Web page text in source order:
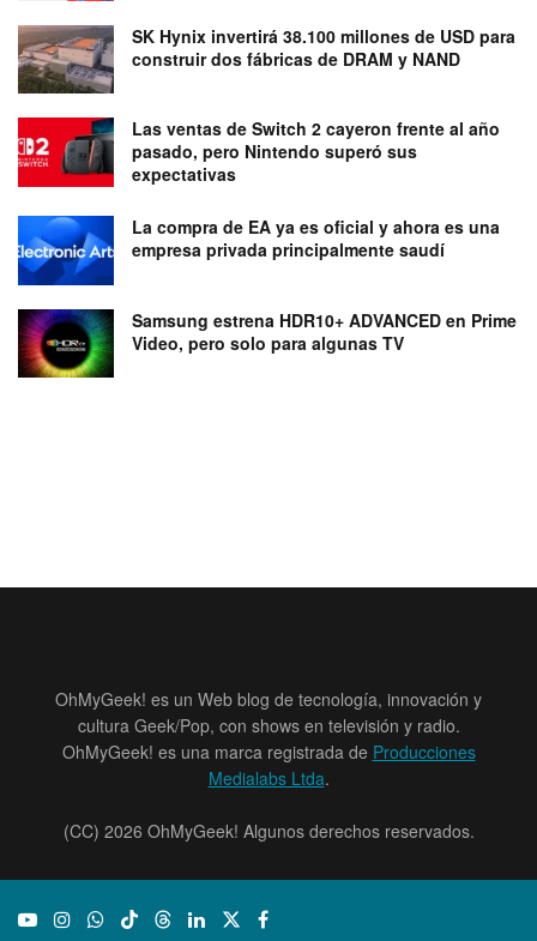
SK Hynix invertirá 38.100 millones de USD para
construir dos fábricas de DRAM y NAND
Las ventas de Switch 2 cayeron frente al año
pasado, pero Nintendo superó sus
expectativas
La compra de EA ya es oficial y ahora es una
empresa privada principalmente saudí
Samsung estrena HDR10+ ADVANCED en Prime
Video, pero solo para algunas TV
OhMyGeek! es un Web blog de tecnología, innovación y
cultura Geek/Pop, con shows en televisión y radio.
OhMyGeek! es una marca registrada de Producciones
Medialabs Ltda.
(CC) 2026 OhMyGeek! Algunos derechos reservados.